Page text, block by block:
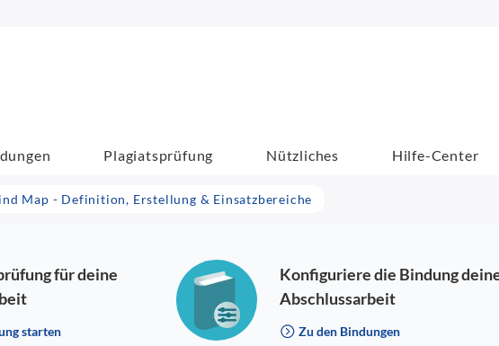
Plagiatsprüfung Nützliches Hilfe-Center
Map - Definition, Erstellung & Einsatzbereiche
für deine
starten
Konfiguriere die Bindung
Abschlussarbeit
Zu den Bindungen